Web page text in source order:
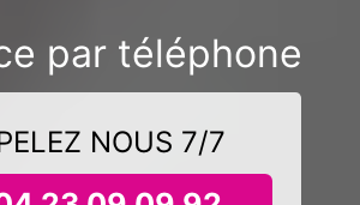
par téléphone
NOUS 7/7